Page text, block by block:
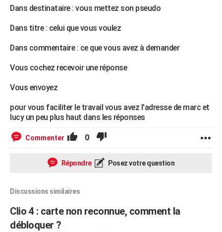
Dans destinataire : vous mettez son pseudo
Dans titre : celui que vous voulez
Dans commentaire : ce que vous avez à demander
Vous cochez recevoir une réponse
Vous envoyez
pour vous faciliter le travail vous avez l'adresse de marc et
lucy un peu plus haut dans les réponses
Commenter 0
Répondre Posez votre question
Discussions similaires
Clio 4 : carte non reconnue, comment la
débloquer ?